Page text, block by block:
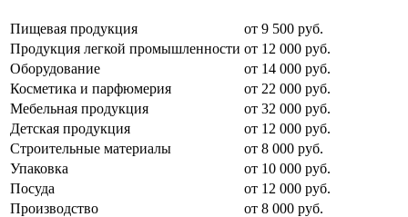
Пищевая продукция
от 9 500 руб.
Продукция легкой промышленности от 12 000 руб.
Оборудование
от 14 000 руб.
Косметика и парфюмерия
от 22 000 руб.
Мебельная продукция
от 32 000 руб.
Детская продукция
от 12 000 руб.
Строительные материалы
от 8 000 руб.
Упаковка
от 10 000 руб.
Посуда
от 12 000 руб.
Производство
от 8 000 руб.